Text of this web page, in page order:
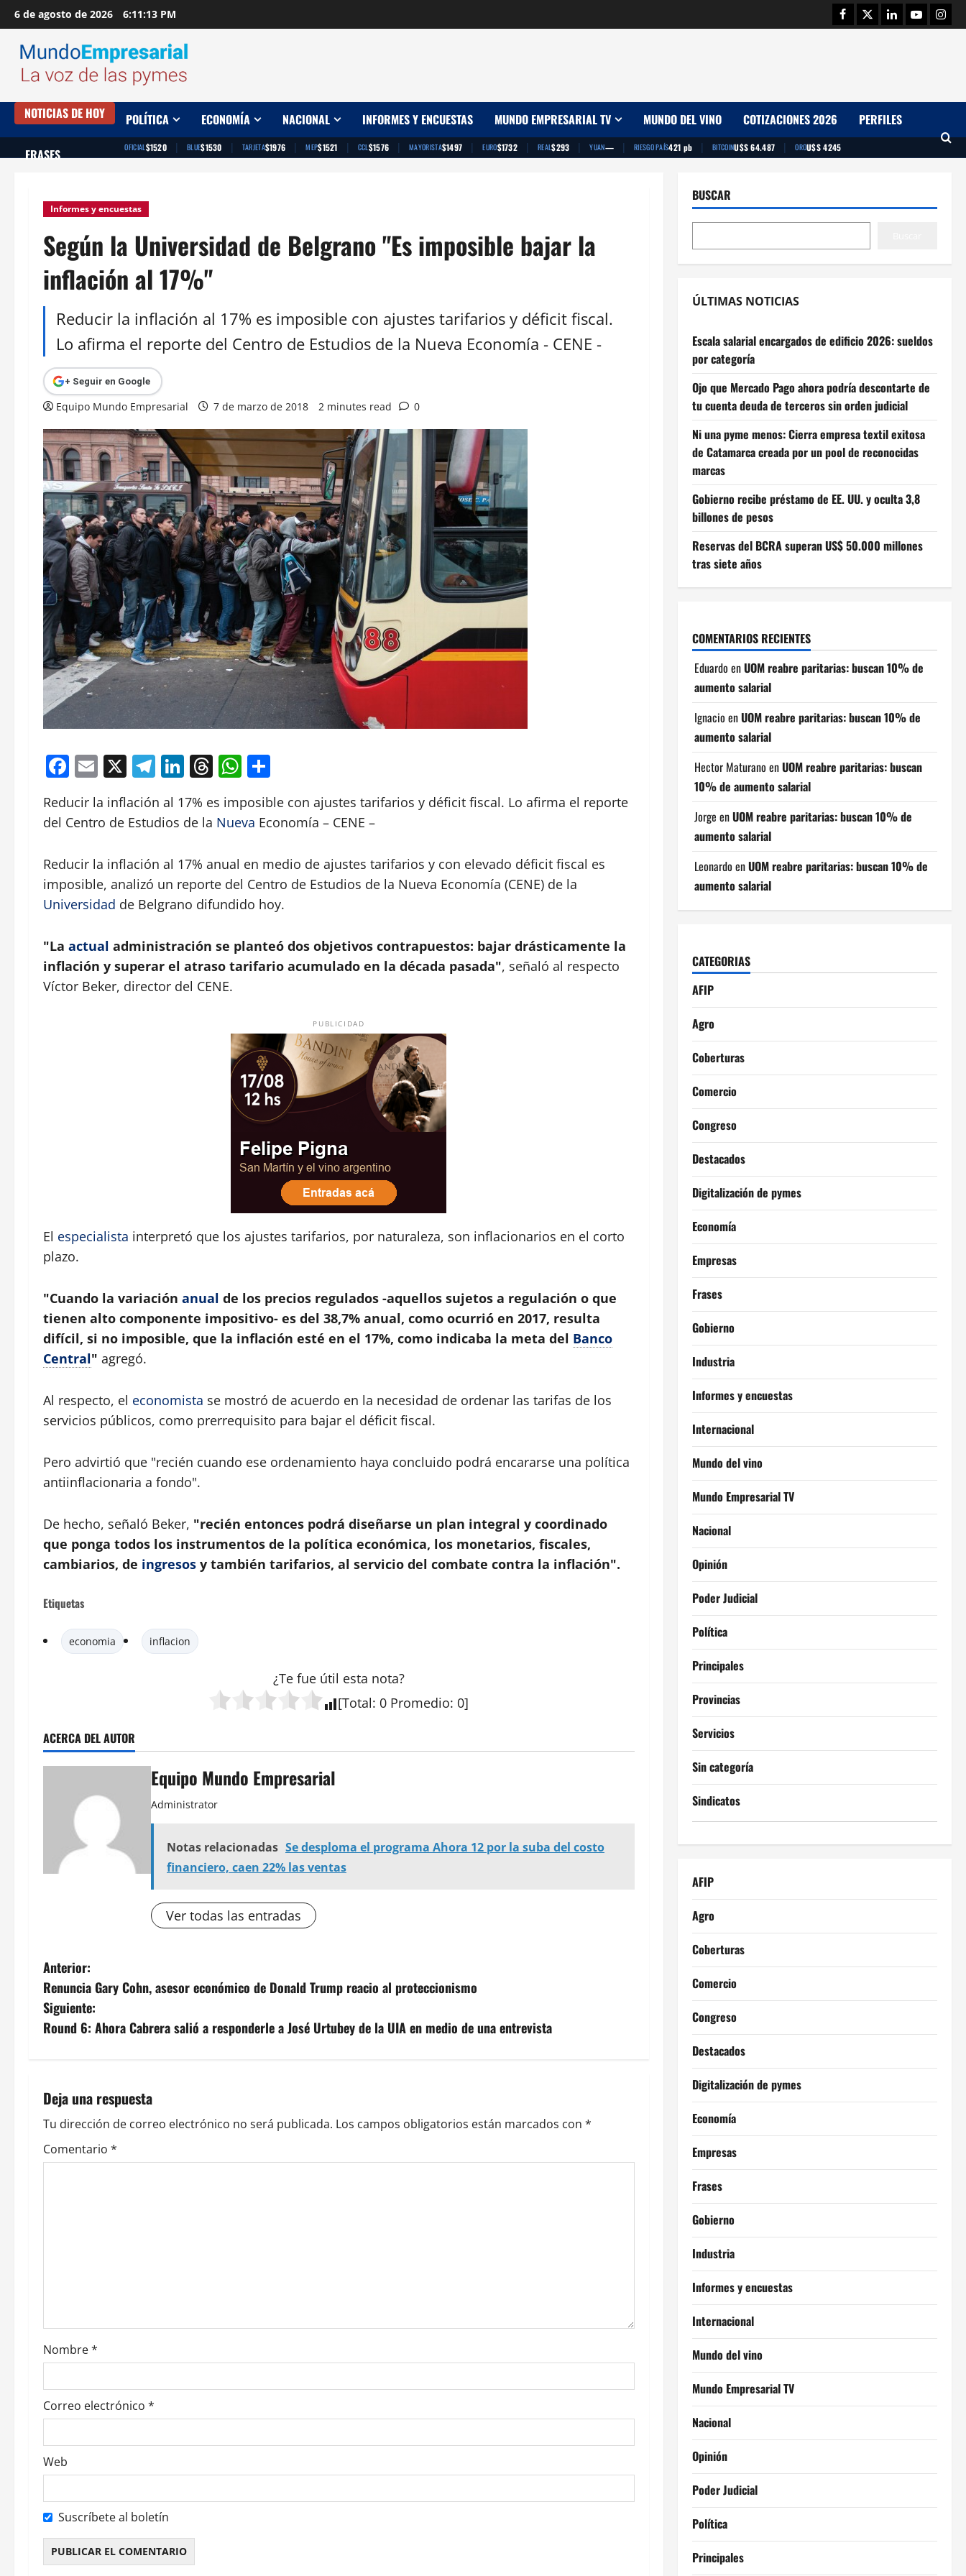
Saltar
al
contenido
6 de agosto de 2026 6:11:14 PM Facebook
TwitterLinkedinYoutube
NOTICIAS DE HOY POLÍTICA ECONOMÍA NACIONAL INFORMES Y ENCUESTAS MUNDO EMPRESARIAL TV MUNDO DEL VINO COTIZACIONES 2026 PERFILES
FRASES OFICIAL$1520 | BLUE$1530 | TARJETA$1976 | MEP$1521 | CCL$1576 | MAYORISTA$1497 | EURO$1732 | REAL$293 | YUAN— | RIESGO PAÍS421 pb | BITCOINU$S 64.487 | OROU$S 4245
Informes y encuestas
Según la Universidad de Belgrano "Es imposible bajar la
inflación al 17%"
Reducir la inflación al 17% es imposible con ajustes tarifarios y déficit fiscal.
Lo afirma el reporte del Centro de Estudios de la Nueva Economía - CENE -
+ Seguir en Google
Equipo Mundo Empresarial 7 de marzo de 2018 2 minutes read 0
Facebook
Email
X Telegram
LinkedIn
Threads
WhatsApp
Reducir la inflación al 17% es imposible con ajustes tarifarios y déficit fiscal. Lo afirma el reporte
del Centro de Estudios de la Nueva Economía – CENE –
Reducir la inflación al 17% anual en medio de ajustes tarifarios y con elevado déficit fiscal es
imposible, analizó un reporte del Centro de Estudios de la Nueva Economía (CENE) de la
Universidad de Belgrano difundido hoy.
"La actual administración se planteó dos objetivos contrapuestos: bajar drásticamente la
inflación y superar el atraso tarifario acumulado en la década pasada", señaló al respecto
Víctor Beker, director del CENE.
PUBLICIDAD
El especialista interpretó que los ajustes tarifarios, por naturaleza, son inflacionarios en el corto
plazo.
"Cuando la variación anual de los precios regulados -aquellos sujetos a regulación o que
tienen alto componente impositivo- es del 38,7% anual, como ocurrió en 2017, resulta
difícil, si no imposible, que la inflación esté en el 17%, como indicaba la meta del Banco
Central" agregó.
Al respecto, el economista se mostró de acuerdo en la necesidad de ordenar las tarifas de los
servicios públicos, como prerrequisito para bajar el déficit fiscal.
Pero advirtió que "recién cuando ese ordenamiento haya concluido podrá encararse una política
antiinflacionaria a fondo".
De hecho, señaló Beker, "recién entonces podrá diseñarse un plan integral y coordinado
que ponga todos los instrumentos de la política económica, los monetarios, fiscales,
cambiarios, de ingresos y también tarifarios, al servicio del combate contra la inflación".
Etiquetas
economia inflacion
¿Te fue útil esta nota?
[Total: 0 Promedio: 0]
ACERCA DEL AUTOR
Equipo Mundo Empresarial
Administrator
Notas relacionadas Se desploma el programa Ahora 12 por la suba del costo
financiero, caen 22% las ventas
Ver todas las entradas
N
a
v
g
a
c
e
n
t
r
a
d
a
s
Anterior:
Renuncia Gary Cohn, asesor económico de Donald Trump reacio al proteccionismo
Siguiente:
Round 6: Ahora Cabrera salió a responderle a José Urtubey de la UIA en medio de una entrevista
Deja una respuesta
Tu dirección de correo electrónico no será publicada. Los campos obligatorios están marcados con *
Comentario *
Nombre*
Correo electrónico *
Web
Suscríbete al boletín
BUSCAR
ÚLTIMAS NOTICIAS
Escala salarial encargados de edificio 2026: sueldos
por categoría
Ojo que Mercado Pago ahora podría descontarte de
tu cuenta deuda de terceros sin orden judicial
Ni una pyme menos: Cierra empresa textil exitosa
de Catamarca creada por un pool de reconocidas
marcas
Gobierno recibe préstamo de EE. UU. y oculta 3,8
billones de pesos
Reservas del BCRA superan US$ 50.000 millones
tras siete años
COMENTARIOS RECIENTES
Eduardo enUOM reabre paritarias: buscan 10% de
aumento salarial
Ignacio enUOM reabre paritarias: buscan 10% de
aumento salarial
Hector Maturano enUOM reabre paritarias: buscan
10% de aumento salarial
Jorge enUOM reabre paritarias: buscan 10% de
aumento salarial
Leonardo enUOM reabre paritarias: buscan 10% de
aumento salarial
CATEGORIAS
AFIP
Agro
Coberturas
Comercio
Congreso
Destacados
Digitalización de pymes
Economía
Empresas
Frases
Gobierno
Industria
Informes y encuestas
Internacional
Mundo del vino
Mundo Empresarial TV
Nacional
Opinión
Poder Judicial
Política
Principales
Provincias
Servicios
Sin categoría
Sindicatos
AFIP
Agro
Coberturas
Comercio
Congreso
Destacados
Digitalización de pymes
Economía
Empresas
Frases
Gobierno
Industria
Informes y encuestas
Internacional
Mundo del vino
Mundo Empresarial TV
Nacional
Opinión
Poder Judicial
Política
Principales